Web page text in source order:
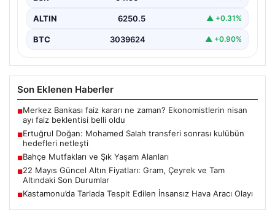
ALTIN 6250.5 ▲ +0.31%
BTC 3039624 ▲ +0.90%
Son Eklenen Haberler
■Merkez Bankası faiz kararı ne zaman? Ekonomistlerin nisan
ayı faiz beklentisi belli oldu
■Ertuğrul Doğan: Mohamed Salah transferi sonrası kulübün
hedefleri netleşti
■Bahçe Mutfakları ve Şık Yaşam Alanları
■22 Mayıs Güncel Altın Fiyatları: Gram, Çeyrek ve Tam
Altındaki Son Durumlar
■Kastamonu’da Tarlada Tespit Edilen İnsansız Hava Aracı Olayı